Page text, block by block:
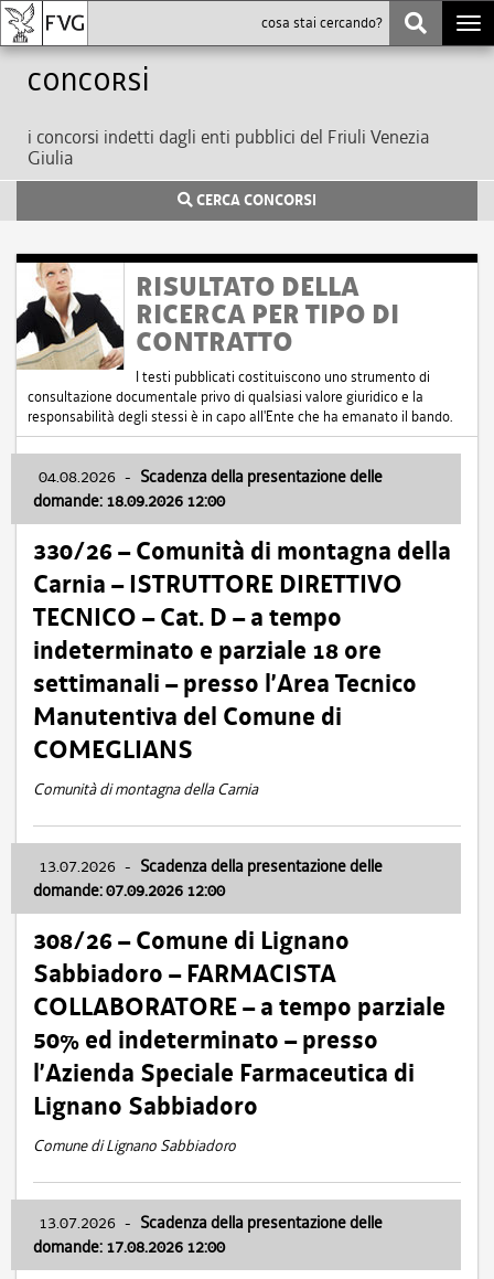
Concorsi
i concorsi indetti dagli enti pubblici del Friuli Venezia
Giulia
CERCA CONCORSI
RISULTATO DELLA
RICERCA PER TIPO DI
CONTRATTO
I testi pubblicati costituiscono uno strumento di
consultazione documentale privo di qualsiasi valore giuridico e la
responsabilità degli stessi è in capo all'Ente che ha emanato il bando.
04.08.2026 - Scadenza della presentazione delle
domande: 18.09.2026 12:00
330/26 – Comunità di montagna della
Carnia – ISTRUTTORE DIRETTIVO
TECNICO – Cat. D – a tempo
indeterminato e parziale 18 ore
settimanali – presso l’Area Tecnico
Manutentiva del Comune di
COMEGLIANS
Comunità di montagna della Carnia
13.07.2026 - Scadenza della presentazione delle
domande: 07.09.2026 12:00
308/26 – Comune di Lignano
Sabbiadoro – FARMACISTA
COLLABORATORE – a tempo parziale
50% ed indeterminato – presso
l’Azienda Speciale Farmaceutica di
Lignano Sabbiadoro
Comune di Lignano Sabbiadoro
13.07.2026 - Scadenza della presentazione delle
domande: 17.08.2026 12:00